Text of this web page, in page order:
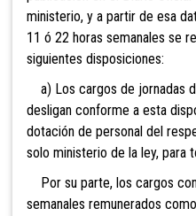
ministerio, y a partir de esa
11 ó 22 horas semanales se
siguientes disposiciones:
a) Los cargos de jornadas
desligan conforme a esta
dotación de personal del
solo ministerio de la ley, para
Por su parte, los cargos
semanales remunerados